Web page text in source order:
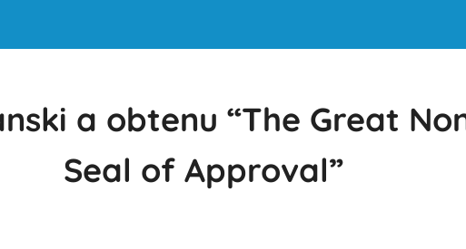
a obtenu “The Great
Seal of Approval”